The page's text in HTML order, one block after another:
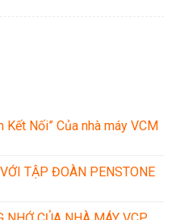
Kết Nối” Của nhà máy VCM
TẬP ĐOÀN PENSTONE